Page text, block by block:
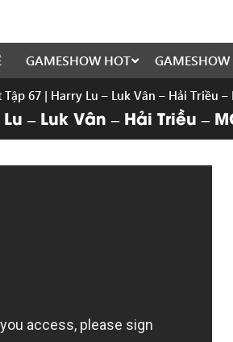
GAMESHOW HOT
67 | Harry Lu – Luk Vân – Hải Triều –
– Luk Vân – Hải Triều –